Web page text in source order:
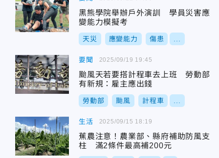
黑熊學院舉辦戶外演訓 學員災害應
變能力模擬考
天災 應變能力 傷患
要聞
颱風天若要搭計程車去上班 勞動部
有新規：雇主應出錢
勞動部 颱風 計程車
2025/09/19 19:45
生活
蕉農注意！農業部、縣府補助防風支
柱 滿2條件最高補200元
2025/09/15 18:19